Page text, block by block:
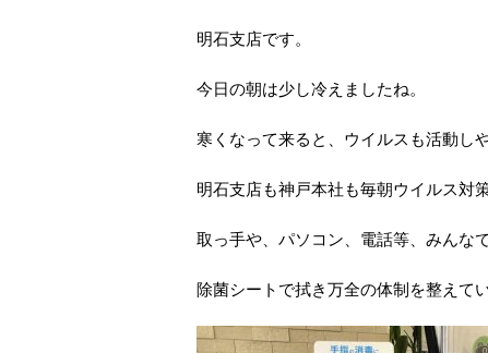
明石支店です。
今日の朝は少し冷えましたね。
寒くなって来ると、ウイルスも活動し
明石支店も神戸本社も毎朝ウイルス対
取っ手や、パソコン、電話等、みんな
除菌シートで拭き万全の体制を整えてい